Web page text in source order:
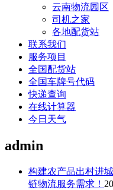
云南物流园区
司机之家
各地配货站
联系我们
服务项目
全国配货站
全国车牌号代码
快递查询
在线计算器
今日天气
admin
构建农产品出村进
链物流服务需求！